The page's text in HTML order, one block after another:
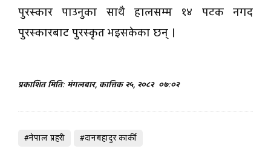
पुरस्कार पाउनुका साथै हालसम्म १४ पटक नगद
पुरस्कारबाट पुरस्कृत भइसकेका छन् ।
प्रकाशित मिति: मंगलबार, कात्तिक २५, २०८२ ०७:०२
#नेपाल प्रहरी #दानबहादुर कार्की